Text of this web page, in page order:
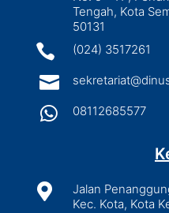
Tengah, Kota
50131
 (024) 3517261

 08112685577

Jalan
Kec. Kota, Kota